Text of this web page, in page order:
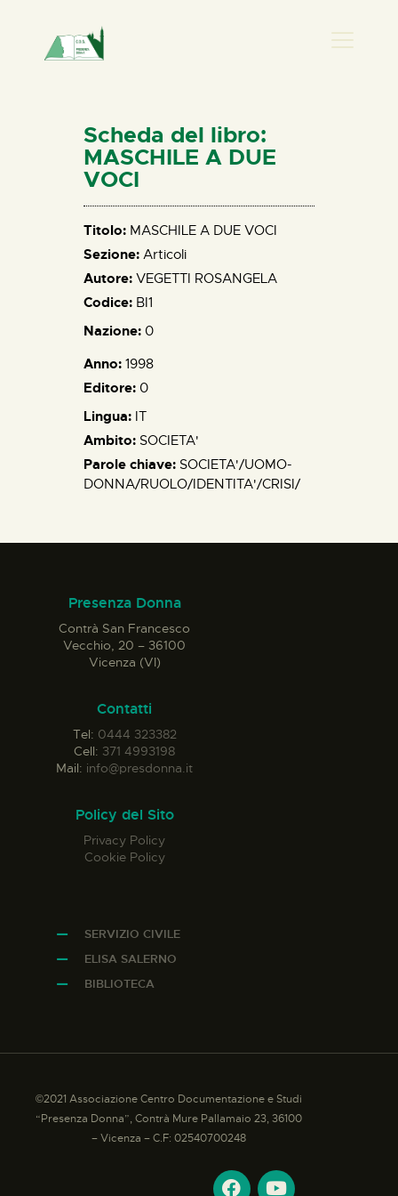
HOME
CHI SIAMO
NEWS
PERCORSI
BIBLIOTECA
ELISA SALERNO
CONTATTI
Scheda del libro:
MASCHILE A DUE
VOCI
Titolo: MASCHILE A DUE VOCI
Sezione: Articoli
Autore: VEGETTI ROSANGELA
Codice: BI1
Nazione: 0
Anno: 1998
Editore: 0
Lingua: IT
Ambito: SOCIETA'
Parole chiave: SOCIETA'/UOMO-
DONNA/RUOLO/IDENTITA'/CRISI/
Presenza Donna
Contrà San Francesco
Vecchio, 20 – 36100
Vicenza (VI)
Contatti
Tel: 0444 323382
Cell: 371 4993198
Mail: info@presdonna.it
Policy del Sito
Privacy Policy
Cookie Policy
SERVIZIO CIVILE
ELISA SALERNO
BIBLIOTECA
©2021 Associazione Centro Documentazione e Studi
“Presenza Donna”, Contrà Mure Pallamaio 23, 36100
– Vicenza – C.F: 02540700248